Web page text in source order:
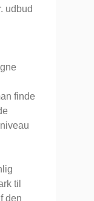
udbud
finde
til
den